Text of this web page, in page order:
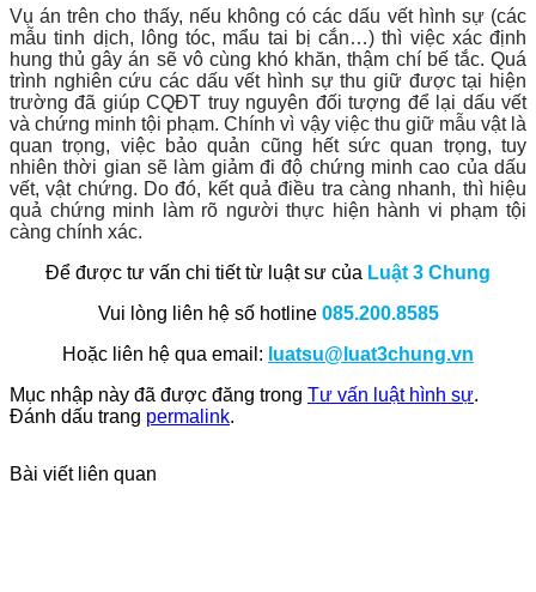
Vụ án trên cho thấy, nếu không có các dấu vết hình sự (các
mẫu tinh dịch, lông tóc, mẩu tai bị cắn…) thì việc xác định
hung thủ gây án sẽ vô cùng khó khăn, thậm chí bế tắc. Quá
trình nghiên cứu các dấu vết hình sự thu giữ được tại hiện
trường đã giúp CQĐT truy nguyên đối tượng để lại dấu vết
và chứng minh tội phạm. Chính vì vậy việc thu giữ mẫu vật là
quan trọng, việc bảo quản cũng hết sức quan trọng, tuy
nhiên thời gian sẽ làm giảm đi độ chứng minh cao của dấu
vết, vật chứng. Do đó, kết quả điều tra càng nhanh, thì hiệu
quả chứng minh làm rõ người thực hiện hành vi phạm tội
càng chính xác.
Để được tư vấn chi tiết từ luật sư của Luật 3 Chung
Vui lòng liên hệ số hotline 085.200.8585
Hoặc liên hệ qua email: luatsu@luat3chung.vn
Mục nhập này đã được đăng trong Tư vấn luật hình sự.
Đánh dấu trang permalink.
Bài viết liên quan